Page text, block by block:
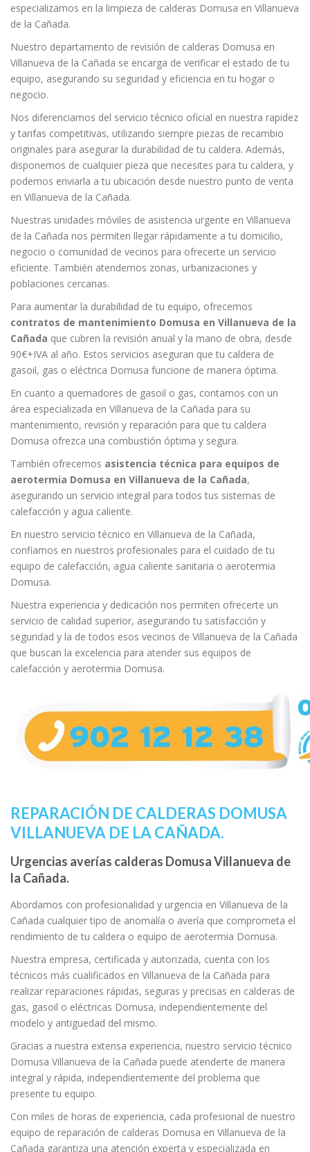
especializamos en la limpieza de calderas Domusa en Villanueva
de la Cañada.
Nuestro departamento de revisión de calderas Domusa en
Villanueva de la Cañada se encarga de verificar el estado de tu
equipo, asegurando su seguridad y eficiencia en tu hogar o
negocio.
Nos diferenciamos del servicio técnico oficial en nuestra rapidez
y tarifas competitivas, utilizando siempre piezas de recambio
originales para asegurar la durabilidad de tu caldera. Además,
disponemos de cualquier pieza que necesites para tu caldera, y
podemos enviarla a tu ubicación desde nuestro punto de venta
en Villanueva de la Cañada.
Nuestras unidades móviles de asistencia urgente en Villanueva
de la Cañada nos permiten llegar rápidamente a tu domicilio,
negocio o comunidad de vecinos para ofrecerte un servicio
eficiente. También atendemos zonas, urbanizaciones y
poblaciones cercanas.
Para aumentar la durabilidad de tu equipo, ofrecemos
contratos de mantenimiento Domusa en Villanueva de la
Cañada que cubren la revisión anual y la mano de obra, desde
90€+IVA al año. Estos servicios aseguran que tu caldera de
gasoil, gas o eléctrica Domusa funcione de manera óptima.
En cuanto a quemadores de gasoil o gas, contamos con un
área especializada en Villanueva de la Cañada para su
mantenimiento, revisión y reparación para que tu caldera
Domusa ofrezca una combustión óptima y segura.
También ofrecemos asistencia técnica para equipos de
aerotermia Domusa en Villanueva de la Cañada,
asegurando un servicio integral para todos tus sistemas de
calefacción y agua caliente.
En nuestro servicio técnico en Villanueva de la Cañada,
confiamos en nuestros profesionales para el cuidado de tu
equipo de calefacción, agua caliente sanitaria o aerotermia
Domusa.
Nuestra experiencia y dedicación nos permiten ofrecerte un
servicio de calidad superior, asegurando tu satisfacción y
seguridad y la de todos esos vecinos de Villanueva de la Cañada
que buscan la excelencia para atender sus equipos de
calefacción y aerotermia Domusa.
REPARACIÓN DE CALDERAS DOMUSA
VILLANUEVA DE LA CAÑADA.
Urgencias averías calderas Domusa Villanueva de
la Cañada.
Abordamos con profesionalidad y urgencia en Villanueva de la
Cañada cualquier tipo de anomalía o avería que comprometa el
rendimiento de tu caldera o equipo de aerotermia Domusa.
Nuestra empresa, certificada y autorizada, cuenta con los
técnicos más cualificados en Villanueva de la Cañada para
realizar reparaciones rápidas, seguras y precisas en calderas de
gas, gasoil o eléctricas Domusa, independientemente del
modelo y antiguedad del mismo.
Gracias a nuestra extensa experiencia, nuestro servicio técnico
Domusa Villanueva de la Cañada puede atenderte de manera
integral y rápida, independientemente del problema que
presente tu equipo.
Con miles de horas de experiencia, cada profesional de nuestro
equipo de reparación de calderas Domusa en Villanueva de la
Cañada garantiza una atención experta y especializada en